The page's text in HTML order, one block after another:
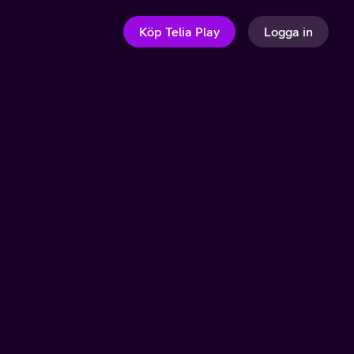
Köp Telia Play Logga in